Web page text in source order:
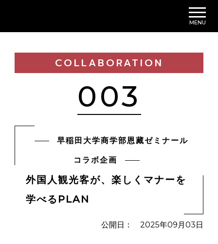
MENU
COLLABORATION
003
早稲田大学商学部恩藏ゼミナール
コラボ企画
外国人観光客が、楽しくマナーを
学べるPLAN
公開日： 2025年09月03日